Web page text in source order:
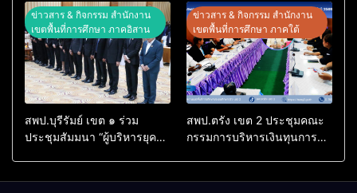
นำการศึกษาไทยสู่อนาคต”
ประจำเขตตรวจราชการที่ 13
ประจำปีการศึกษา 2569
ข่าวสาร & กิจกรรม สำนักงาน
เขตพื้นที่การศึกษา ภาคอิสาน
สพป.บุรีรัมย์ เขต ๑ ร่วม
ประชุมสัมมนา “ผู้บริหารยุค
ข่าวสาร & กิจกรรม สำนักงาน
เขตพื้นที่การศึกษา ภาคใต้
สพป.ตรัง เขต 2 ประชุมคณะ
กรรมการบริหารเงินทุนการ